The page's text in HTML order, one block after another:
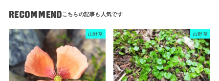
RECOMMEND
山野草 山野草